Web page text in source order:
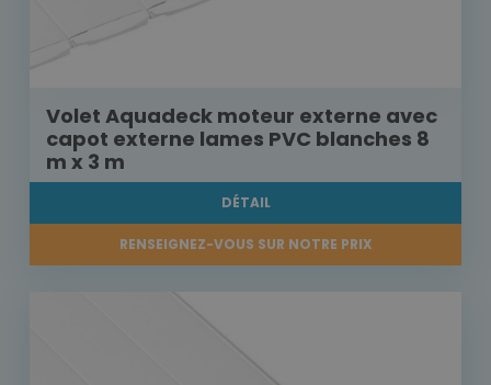
Volet Aquadeck moteur externe avec
capot externe lames PVC blanches 8
m x 3 m
DÉTAIL
RENSEIGNEZ-VOUS SUR NOTRE PRIX